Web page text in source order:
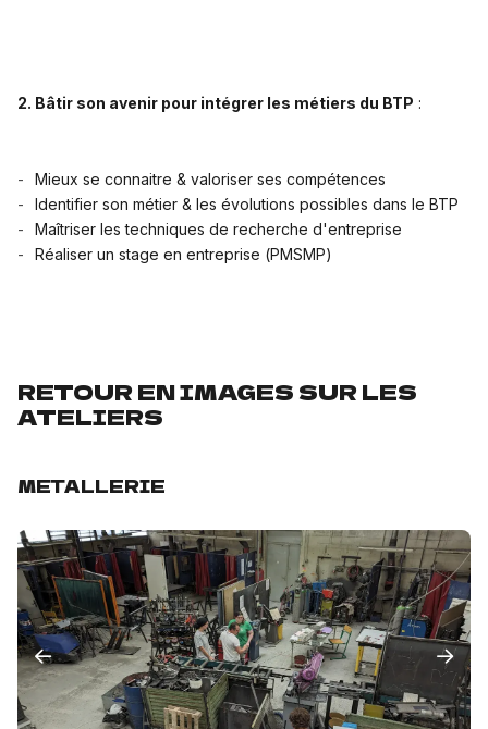
2. Bâtir son avenir pour intégrer les métiers du BTP :
Mieux se connaitre & valoriser ses compétences
Identifier son métier & les évolutions possibles dans le BTP
Maîtriser les techniques de recherche d'entreprise
Réaliser un stage en entreprise (PMSMP)
RETOUR EN IMAGES SUR LES
ATELIERS
METALLERIE